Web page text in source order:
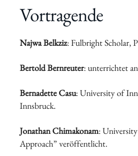
Vortragende
Najwa Belkziz: Fulbright Scholar,
Bertold Bernreuter: unterrichtet
Bernadette Casu: University of
Innsbruck.
Jonathan Chimakonam:
Approach” veröffentlicht.